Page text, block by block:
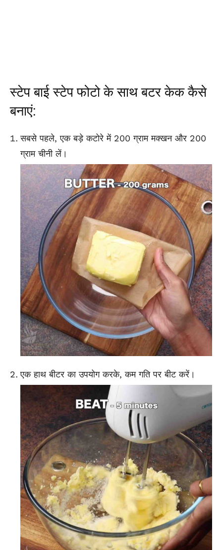
स्टेप बाई स्टेप फोटो के साथबटरकेक कैसे
बनाएं:
सबसे पहले, एक बड़े कटोरे में 200 ग्राम मक्खन और 200
ग्राम चीनी लें।
एक हाथ बीटर का उपयोग करके, कम गति पर बीट करें।